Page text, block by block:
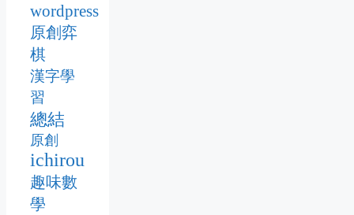
wordpress
原創弈
棋
漢字學
習
總結
原創
ichirou
趣味數
學